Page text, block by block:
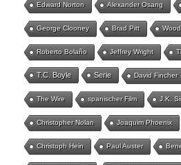
Edward Norton Alexander Osang
George Clooney Brad Pitt
Roberto Bolaño Jeffrey Wright
T.C. Boyle Serie David Fincher
The Wire spanischer Film J.K.
Christopher Nolan Joaquim Phoenix
Christoph Hein Paul Auster